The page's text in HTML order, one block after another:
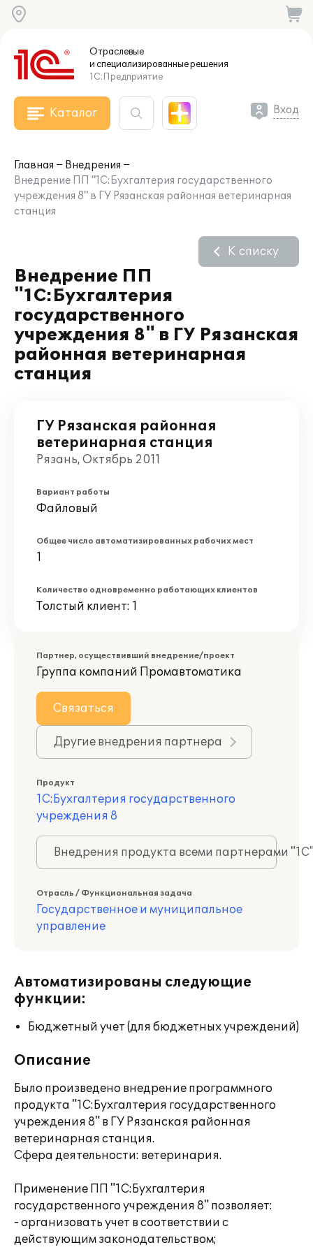
Отраслевые
и специализированныерешения
1С:Предприятие
Каталог Вход
Главная
Внедрения
Внедрение ПП "1С:Бухгалтерия государственного
учреждения 8" в ГУ Рязанская районная ветеринарная
станция
Внедрение ПП
"1С:Бухгалтерия
государственного
учреждения 8" в ГУ Рязанская
районная ветеринарная
станция
К списку
ГУ Рязанская районная
ветеринарная станция
Рязань, Октябрь 2011
Вариант работы
Файловый
Общее число автоматизированных рабочих мест
1
Количество одновременно работающих клиентов
Толстый клиент: 1
Партнер, осуществивший внедрение/проект
Группа компаний Промавтоматика
Связаться
Другие внедрения партнера
Продукт
1С:Бухгалтерия государственного
учреждения 8
Внедрения продукта всеми партнерами
Отрасль / Функциональная задача
Государственное и муниципальное
управление
Автоматизированы следующие
функции:
Бюджетный учет (для бюджетных учреждений)
Описание
Было произведено внедрение программного
продукта "1С:Бухгалтерия государственного
учреждения 8" в ГУ Рязанская районная
ветеринарная станция.
Сфера деятельности: ветеринария.
Применение ПП "1С:Бухгалтерия
государственного учреждения 8" позволяет:
- организовать учет в соответствии с
действующим законодательством;